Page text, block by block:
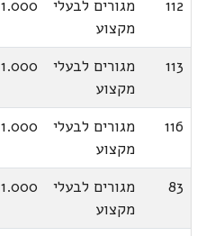
112
מגורים לבעלי
מקצוע
1.000
113
מגורים לבעלי
מקצוע
1.000
116
מגורים לבעלי
מקצוע
1.000
83
מגורים לבעלי
מקצוע
1.000